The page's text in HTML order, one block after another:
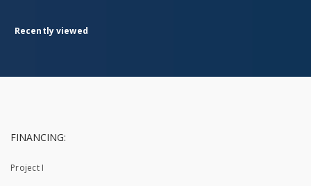
Recently viewed
FINANCING:
Project I